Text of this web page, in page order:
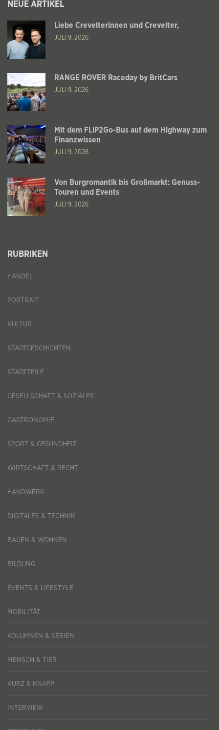
NEUE ARTIKEL
Liebe Crevelterinnen und Crevelter,
JULI 9, 2026
RANGE ROVER Raceday by BritCars
JULI 9, 2026
Mit dem FLiP2Go-Bus auf dem Highway zum
Finanzwissen
JULI 9, 2026
Von Burgromantik bis Großmarkt: Genuss-
Touren und Events
JULI 9, 2026
RUBRIKEN
HANDEL
PORTRAIT
KULTUR
STADTGESCHICHTEN
STADTTEILE
GESELLSCHAFT & SOZIALES
GASTRONOMIE
SPORT & GESUNDHEIT
WIRTSCHAFT & RECHT
HANDWERK
DIGITALES & TECHNIK
BAUEN & WOHNEN
BILDUNG
EVENTS & LIFESTYLE
MOBILITÄT
KOLUMNEN & SERIEN
MENSCH & TIER
KURZ & KNAPP
INTERVIEW